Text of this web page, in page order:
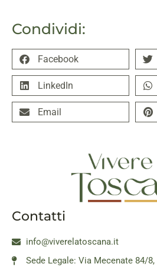
Condividi:
Facebook
LinkedIn
Email
Contatti
info@viverelatoscana.it
Sede Legale: Via Mecenate 84/